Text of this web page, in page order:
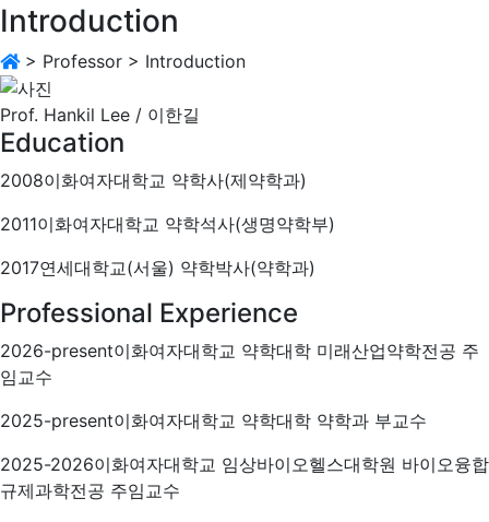
Introduction
> Professor > Introduction
Prof. Hankil Lee / 이한길
Education
2008이화여자대학교 약학사(제약학과)
2011이화여자대학교 약학석사(생명약학부)
2017연세대학교(서울) 약학박사(약학과)
Professional Experience
2026-present이화여자대학교 약학대학 미래산업약학전공 주
임교수
2025-present이화여자대학교 약학대학 약학과 부교수
2025-2026이화여자대학교 임상바이오헬스대학원 바이오융합
규제과학전공 주임교수